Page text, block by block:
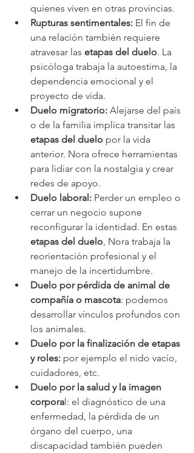
quienes viven en otras provincias.
Rupturas sentimentales: El fin de
una relación también requiere
atravesar las etapas del duelo. La
psicóloga trabaja la autoestima, la
dependencia emocional y el
proyecto de vida.
Duelo migratorio: Alejarse del país
o de la familia implica transitar las
etapas del duelo por la vida
anterior. Nora ofrece herramientas
para lidiar con la nostalgia y crear
redes de apoyo.
Duelo laboral: Perder un empleo o
cerrar un negocio supone
reconfigurar la identidad. En estas
etapas del duelo , Nora trabaja la
reorientación profesional y el
manejo de la incertidumbre.
Duelo por pérdida de animal de
compañía o mascota: podemos
desarrollar vínculos profundos con
los animales.
Duelo por la finalización de etapas
y roles: por ejemplo el nido vacío,
cuidadores, etc.
Duelo por la salud y la imagen
corporal: el diagnóstico de una
enfermedad, la pérdida de un
órgano del cuerpo, una
discapacidad también pueden